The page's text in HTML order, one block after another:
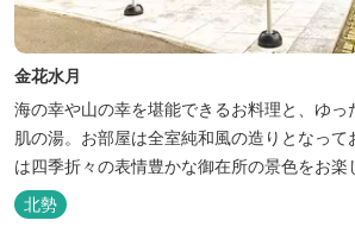
金花水月
海の幸や山の幸を堪能できるお料理と、ゆっ
肌の湯。お部屋は全室純和風の造りとなって
は四季折々の表情豊かな御在所の景色をお楽
北勢